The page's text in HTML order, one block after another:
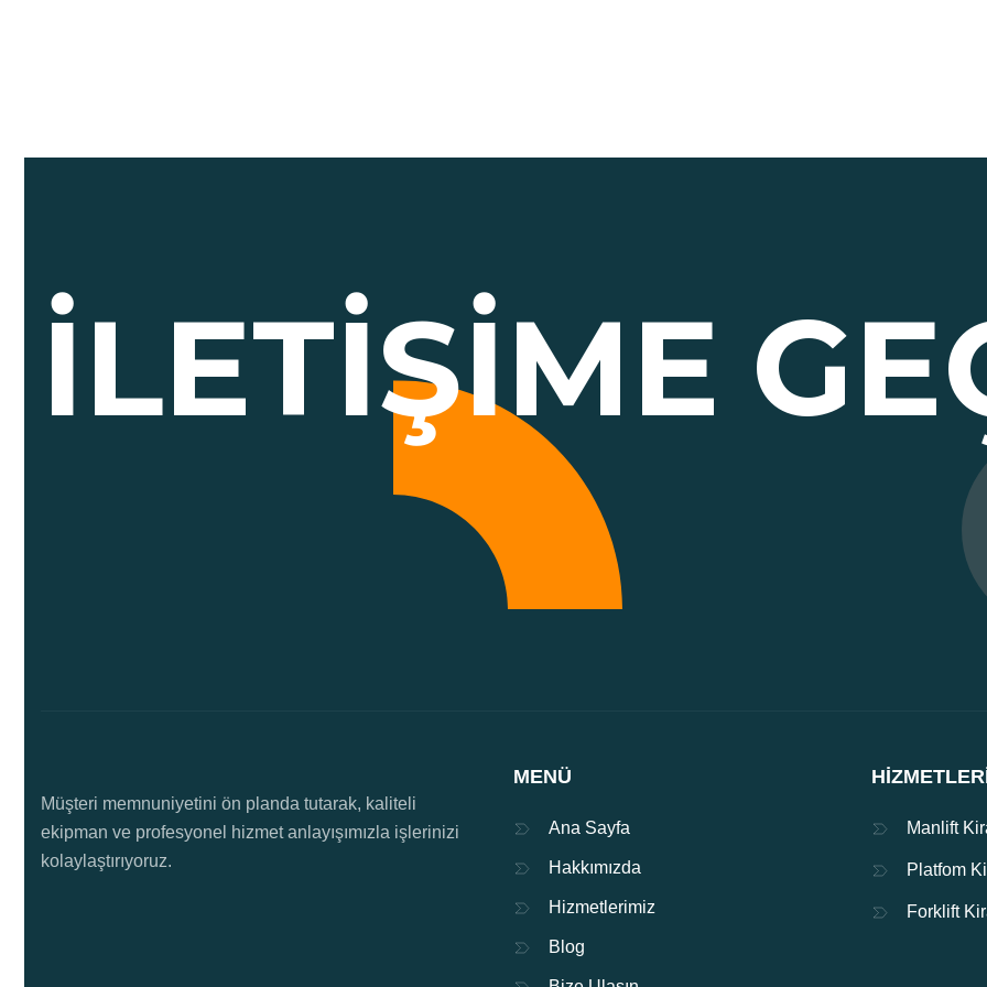
İLETIŞIME
Müşteri memnuniyetini ön planda tutarak, kaliteli
ekipman ve profesyonel hizmet anlayışımızla işlerinizi
kolaylaştırıyoruz.
MENÜ
Ana Sayfa
Hakkımızda
Hizmetlerimiz
Blog
Manlift
Platfom
Forklift